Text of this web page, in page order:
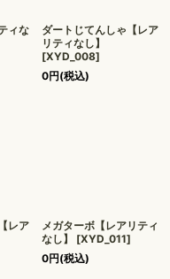
ィな
ダートじてんしゃ【レア
リティなし】
[XYD_008]
0円(税込)
レア
メガターボ【レアリティ
なし】
[XYD_011]
0円(税込)